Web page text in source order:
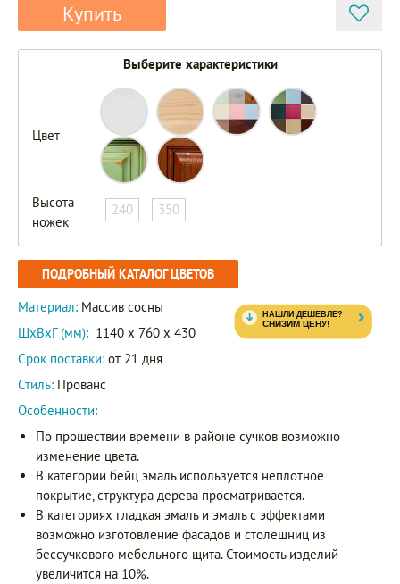
Купить
Выберите характеристики
Цвет
Высота
ножек
240 350
ПОДРОБНЫЙ КАТАЛОГ ЦВЕТОВ
Материал: Массив сосны
ШxВxГ (мм): 1140 x 760 x 430
Срок поставки: от 21 дня
Стиль: Прованс
Особенности:
По прошествии времени в районе сучков возможно
изменение цвета.
В категории бейц эмаль используется неплотное
покрытие, структура дерева просматривается.
В категориях гладкая эмаль и эмаль с эффектами
возможно изготовление фасадов и столешниц из
бессучкового мебельного щита. Стоимость изделий
увеличится на 10%.